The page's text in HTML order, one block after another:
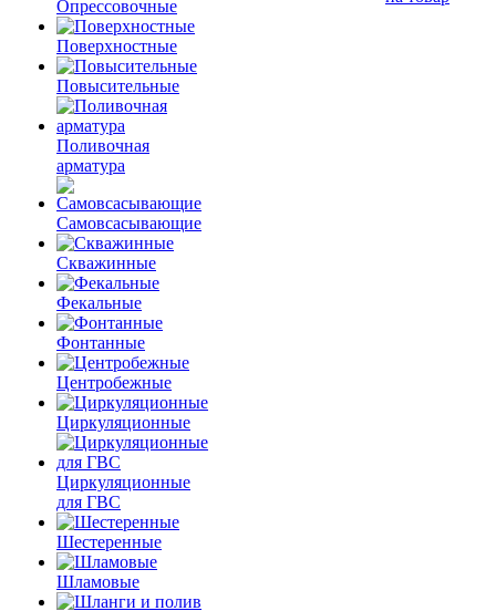
Опрессовочные
Поверхностные
Повысительные
Поливочная
арматура
Самовсасывающие
Скважинные
Фекальные
Фонтанные
Центробежные
Циркуляционные
Циркуляционные
для ГВС
Шестеренные
Шламовые